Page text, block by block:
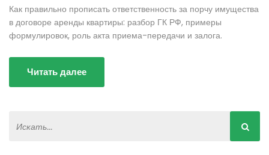
Как правильно прописать ответственность за порчу имущества
в договоре аренды квартиры: разбор ГК РФ, примеры
формулировок, роль акта приема-передачи и залога.
Читать далее